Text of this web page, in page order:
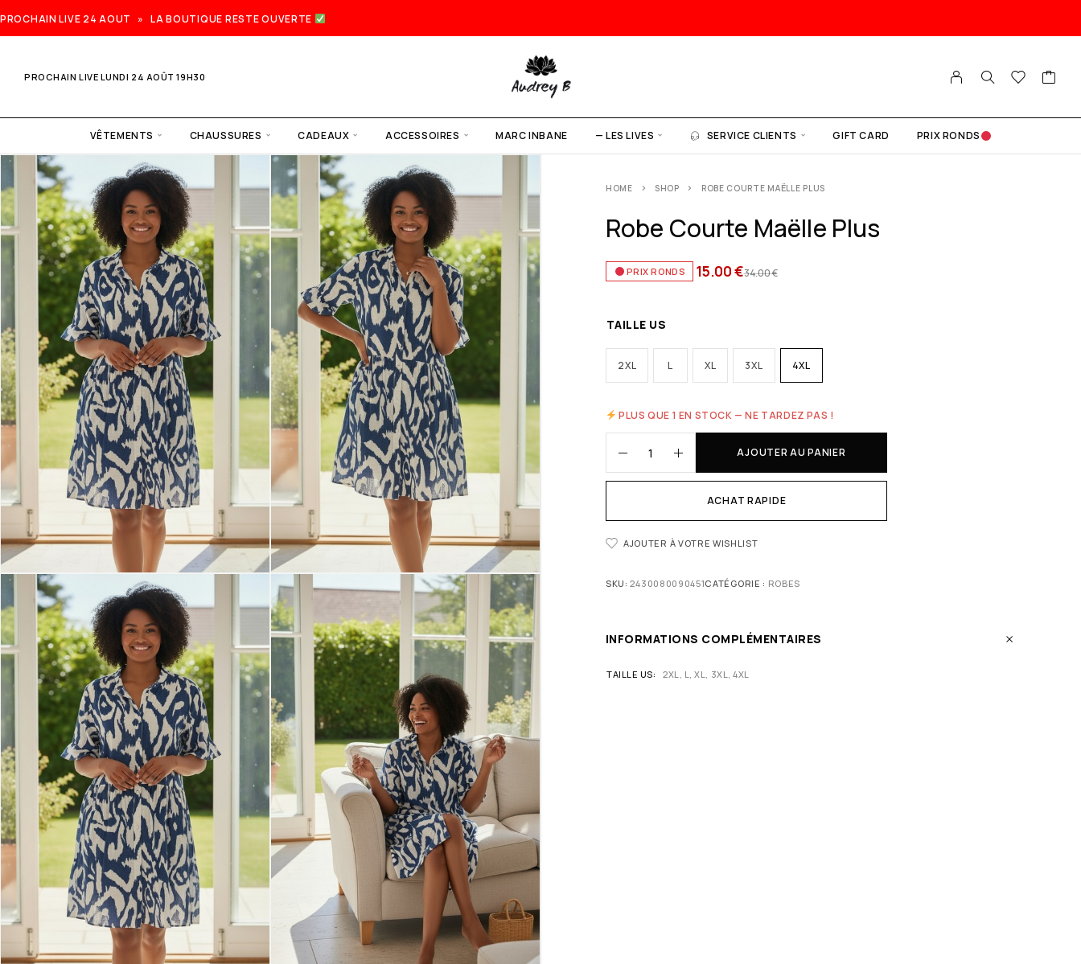
PROCHAIN LIVE 24 AOUT » LA BOUTIQUE RESTE OUVERTE
PROCHAIN LIVE LUNDI 24 AOÛT 19H30
VÊTEMENTS CHAUSSURES CADEAUX ACCESSOIRES MARC INBANE — LES LIVES SERVICE CLIENTS GIFT CARD PRIX RONDS
HOME SHOP ROBE COURTE MAËLLE PLUS
Robe Courte Maëlle Plus
PRIX RONDS 34.00€
15.00€
TAILLE US
2XL L XL 3XL 4XL
PLUS QUE 1 EN STOCK — NE TARDEZ PAS !
AJOUTER AU PANIER
ACHAT RAPIDE
AJOUTER À VOTRE WISHLIST
SKU:2430080090451CATÉGORIE : ROBES
INFORMATIONS COMPLÉMENTAIRES
TAILLE US 2XL, L, XL, 3XL, 4XL